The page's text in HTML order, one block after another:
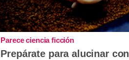
Parece ciencia ficción
Prepárate para alucinar con